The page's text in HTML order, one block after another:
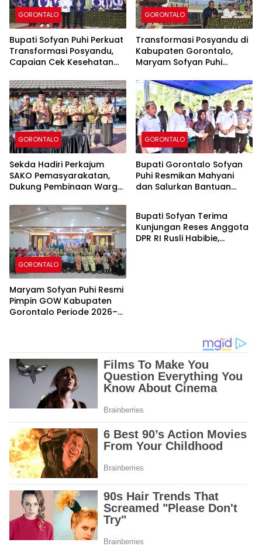
GORONTALO
Bupati Sofyan Puhi Perkuat
Transformasi Posyandu,
Capaian Cek Kesehatan
Gorontalo Tembus 54,43
Persen
GORONTALO
Transformasi Posyandu di
Kabupaten Gorontalo,
Maryam Sofyan Puhi
Bidang Standar Pelayanan
Minimal
GORONTALO
Sekda Hadiri Perkajum
SAKO Pemasyarakatan,
Dukung Pembinaan Warga
Perempuan Gorontalo
GORONTALO
Bupati Gorontalo Sofyan
Puhi Resmikan Mahyani
dan Salurkan Bantuan
GORONTALO
Maryam Sofyan Puhi Resmi
Pimpin GOW Kabupaten
Gorontalo Periode 2026–
GORONTALO
Bupati Sofyan Terima
Kunjungan Reses Anggota
DPR RI Rusli Habibie,